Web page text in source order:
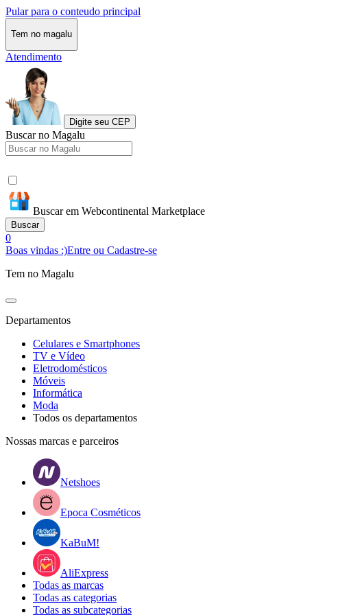
Pular para o conteudo principal
Tem no magalu
Atendimento
Digite seu CEP
Buscar no Magalu
Buscar em Webcontinental Marketplace
Buscar
0
Boas vindas :)Entre ou Cadastre-se
Tem no Magalu
Departamentos
Celulares e Smartphones
TV e Vídeo
Eletrodomésticos
Móveis
Informática
Moda
Todos os departamentos
Nossas marcas e parceiros
Netshoes
Epoca Cosméticos
KaBuM!
AliExpress
Todas as marcas
Todas as categorias
Todas as subcategorias